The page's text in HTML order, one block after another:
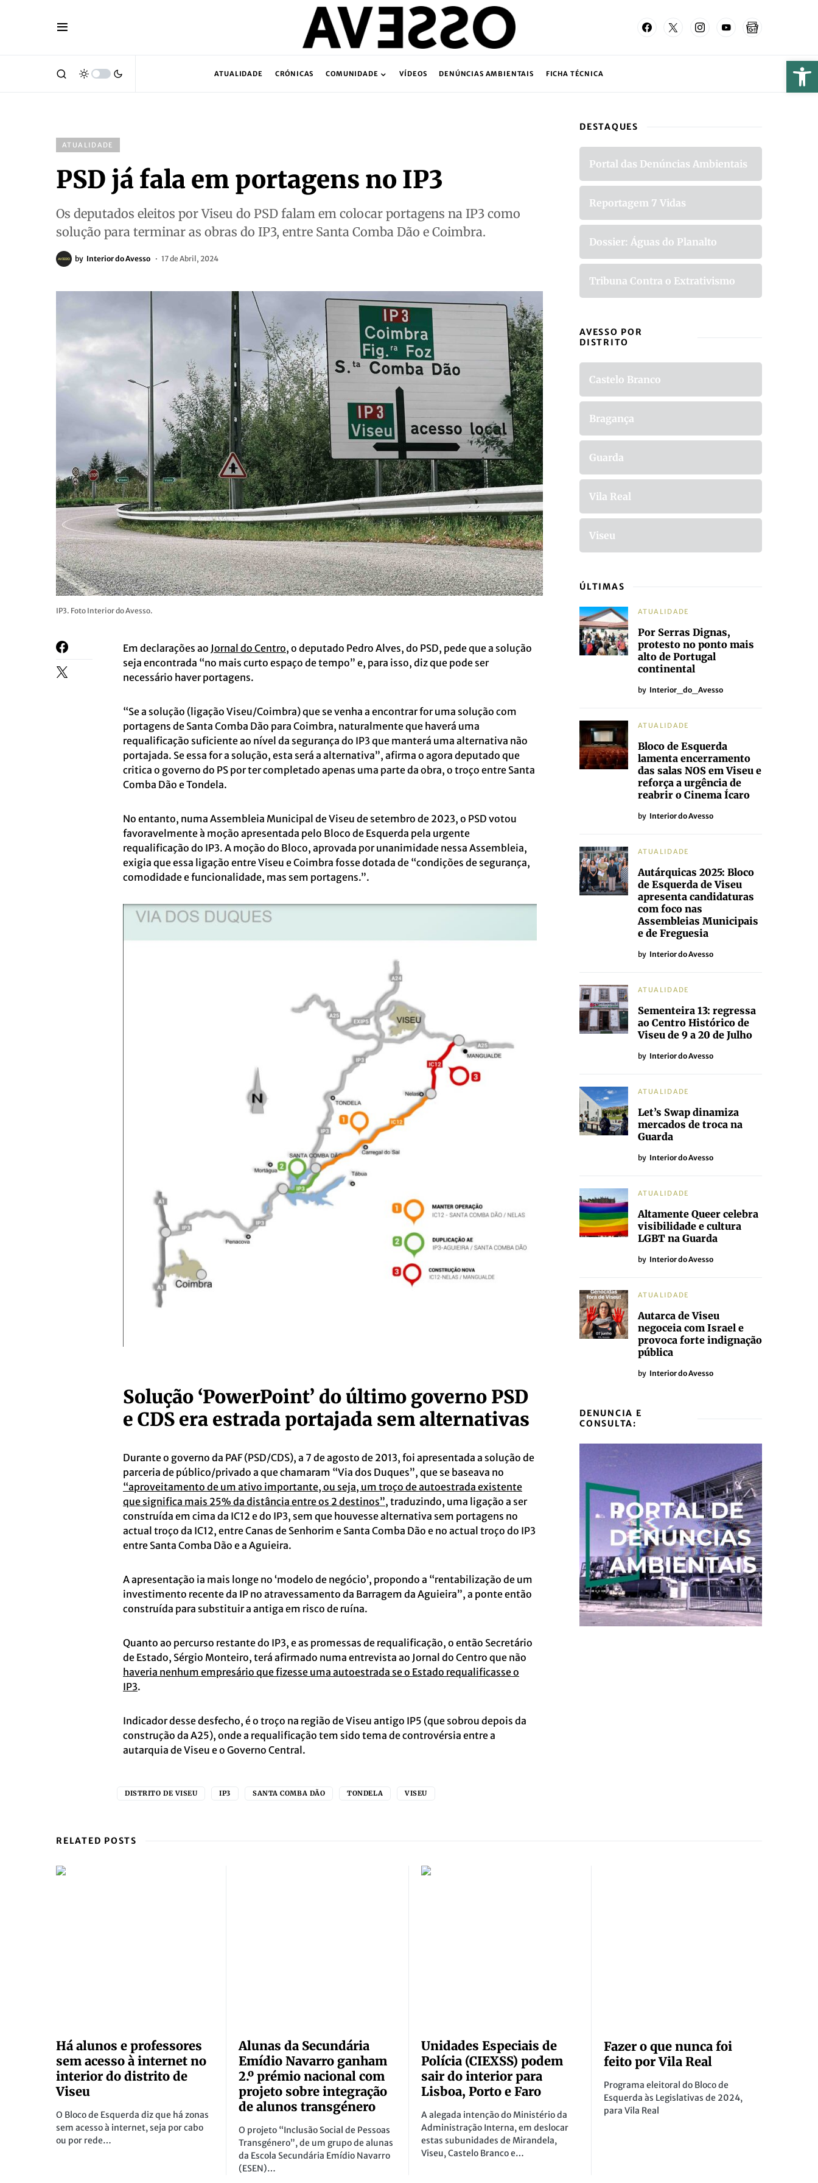
ATUALIDADE CRÓNICAS COMUNIDADE VÍDEOS DENÚNCIAS AMBIENTAIS FICHA TÉCNICA
ATUALIDADE
PSD já fala em portagens no IP3
Os deputados eleitos por Viseu do PSD falam em colocar portagens na IP3 como
solução para terminar as obras do IP3, entre Santa Comba Dão e Coimbra.
by Interior do Avesso 17 de Abril, 2024
IP3. Foto Interior do Avesso.
Em declarações ao Jornal do Centro, o deputado Pedro Alves, do PSD, pede que a solução
seja encontrada “no mais curto espaço de tempo” e, para isso, diz que pode ser
necessário haver portagens.
“Se a solução (ligação Viseu/Coimbra) que se venha a encontrar for uma solução com
portagens de Santa Comba Dão para Coimbra, naturalmente que haverá uma
requalificação suficiente ao nível da segurança do IP3 que manterá uma alternativa não
portajada. Se essa for a solução, esta será a alternativa”, afirma o agora deputado que
critica o governo do PS por ter completado apenas uma parte da obra, o troço entre Santa
Comba Dão e Tondela.
No entanto, numa Assembleia Municipal de Viseu de setembro de 2023, o PSD votou
favoravelmente à moção apresentada pelo Bloco de Esquerda pela urgente
requalificação do IP3. A moção do Bloco, aprovada por unanimidade nessa Assembleia,
exigia que essa ligação entre Viseu e Coimbra fosse dotada de “condições de segurança,
comodidade e funcionalidade, mas sem portagens.”.
Solução ‘PowerPoint’ do último governo PSD
e CDS era estrada portajada sem alternativas
Durante o governo da PAF (PSD/CDS), a 7 de agosto de 2013, foi apresentada a solução de
parceria de público/privado a que chamaram “Via dos Duques”, que se baseava no
“aproveitamento de um ativo importante, ou seja, um troço de autoestrada existente
que significa mais 25% da distância entre os 2 destinos”, traduzindo, uma ligação a ser
construída em cima da IC12 e do IP3, sem que houvesse alternativa sem portagens no
actual troço da IC12, entre Canas de Senhorim e Santa Comba Dão e no actual troço do IP3
entre Santa Comba Dão e a Aguieira.
A apresentação ia mais longe no ‘modelo de negócio’, propondo a “rentabilização de um
investimento recente da IP no atravessamento da Barragem da Aguieira”, a ponte então
construída para substituir a antiga em risco de ruína.
Quanto ao percurso restante do IP3, e as promessas de requalificação, o então Secretário
de Estado, Sérgio Monteiro, terá afirmado numa entrevista ao Jornal do Centro que não
haveria nenhum empresário que fizesse uma autoestrada se o Estado requalificasse o
IP3.
Indicador desse desfecho, é o troço na região de Viseu antigo IP5 (que sobrou depois da
construção da A25), onde a requalificação tem sido tema de controvérsia entre a
autarquia de Viseu e o Governo Central.
DISTRITO DE VISEU IP3 SANTA COMBA DÃO TONDELA VISEU
DESTAQUES
Portal das Denúncias Ambientais
Reportagem 7 Vidas
Dossier: Águas do Planalto
Tribuna Contra o Extrativismo
AVESSO POR
DISTRITO
Castelo Branco
Bragança
Guarda
Vila Real
Viseu
ÚLTIMAS
ATUALIDADE
Por Serras Dignas,
protesto no ponto mais
alto de Portugal
continental
by Interior_do_Avesso
ATUALIDADE
Bloco de Esquerda
lamenta encerramento
das salas NOS em Viseu e
reforça a urgência de
reabrir o Cinema Ícaro
by Interior do Avesso
ATUALIDADE
Autárquicas 2025: Bloco
de Esquerda de Viseu
apresenta candidaturas
com foco nas
Assembleias Municipais
e de Freguesia
by Interior do Avesso
ATUALIDADE
Sementeira 13: regressa
ao Centro Histórico de
Viseu de 9 a 20 de Julho
by Interior do Avesso
ATUALIDADE
Let’s Swap dinamiza
mercados de troca na
Guarda
by Interior do Avesso
ATUALIDADE
Altamente Queer celebra
visibilidade e cultura
LGBT na Guarda
by Interior do Avesso
ATUALIDADE
Autarca de Viseu
negoceia com Israel e
provoca forte indignação
pública
by Interior do Avesso
DENUNCIA E
CONSULTA:
RELATED POSTS
Há alunos e professores
sem acesso à internet no
interior do distrito de
Viseu
O Bloco de Esquerda diz que há zonas
sem acesso à internet, seja por cabo
ou por rede…
Alunas da Secundária
Emídio Navarro ganham
2.º prémio nacional com
projeto sobre integração
de alunos transgénero
O projeto “Inclusão Social de Pessoas
Transgénero”, de um grupo de alunas
da Escola Secundária Emídio Navarro
(ESEN)…
Unidades Especiais de
Polícia (CIEXSS) podem
sair do interior para
Lisboa, Porto e Faro
A alegada intenção do Ministério da
Administração Interna, em deslocar
estas subunidades de Mirandela,
Viseu, Castelo Branco e…
Fazer o que nunca foi
feito por Vila Real
Programa eleitoral do Bloco de
Esquerda às Legislativas de 2024,
para Vila Real